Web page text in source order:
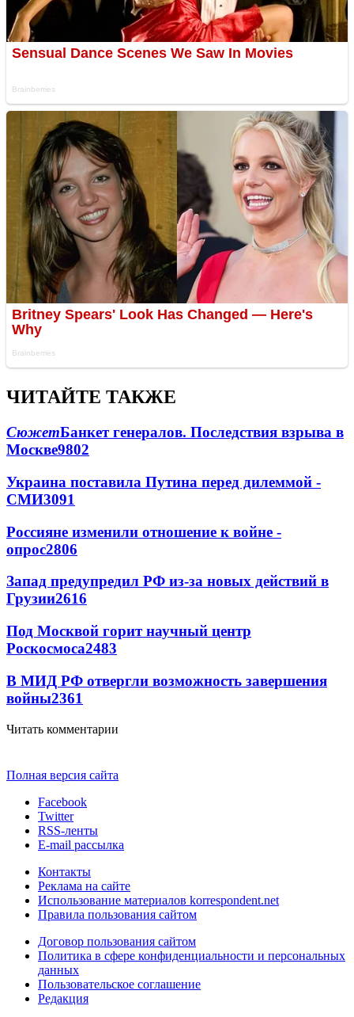
ЧИТАЙТЕ ТАКЖЕ
СюжетБанкет генералов. Последствия взрыва в
Москве9802
Украина поставила Путина перед дилеммой -
СМИ3091
Россияне изменили отношение к войне -
опрос2806
Запад предупредил РФ из-за новых действий в
Грузии2616
Под Москвой горит научный центр
Роскосмоса2483
В МИД РФ отвергли возможность завершения
войны2361
Читать комментарии
Полная версия сайта
Facebook
Twitter
RSS-ленты
E-mail рассылка
Контакты
Реклама на сайте
Использование материалов korrespondent.net
Правила пользования сайтом
Договор пользования сайтом
Политика в сфере конфиденциальности и персональных
данных
Пользовательское соглашение
Редакция